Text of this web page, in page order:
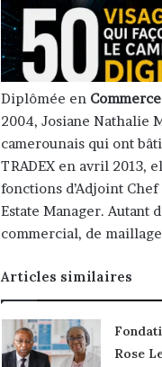
Diplômée en
2004, Josiane Nathalie
camerounais qui ont
TRADEX en avril 2013,
fonctions d’Adjoint Chef
Estate Manager. Autant
commercial, de
Articles similaires
Rose